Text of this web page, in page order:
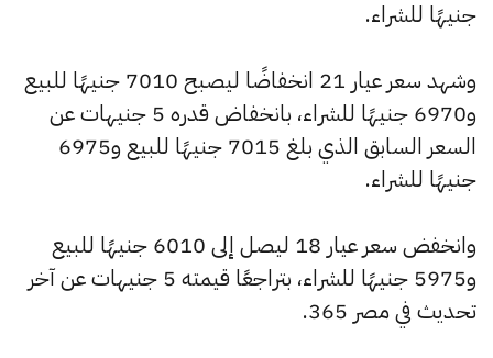
جنيهًا للشراء.
وشهد سعر عيار 21 انخفاضًا ليصبح 7010 جنيهًا للبيع
و6970 جنيهًا للشراء، بانخفاض قدره 5 جنيهات عن
السعر السابق الذي بلغ 7015 جنيهًا للبيع و6975
جنيهًا للشراء.
وانخفض سعر عيار 18 ليصل إلى 6010 جنيهًا للبيع
و5975 جنيهًا للشراء، بتراجعًا قيمته 5 جنيهات عن آخر
تحديث في مصر 365.